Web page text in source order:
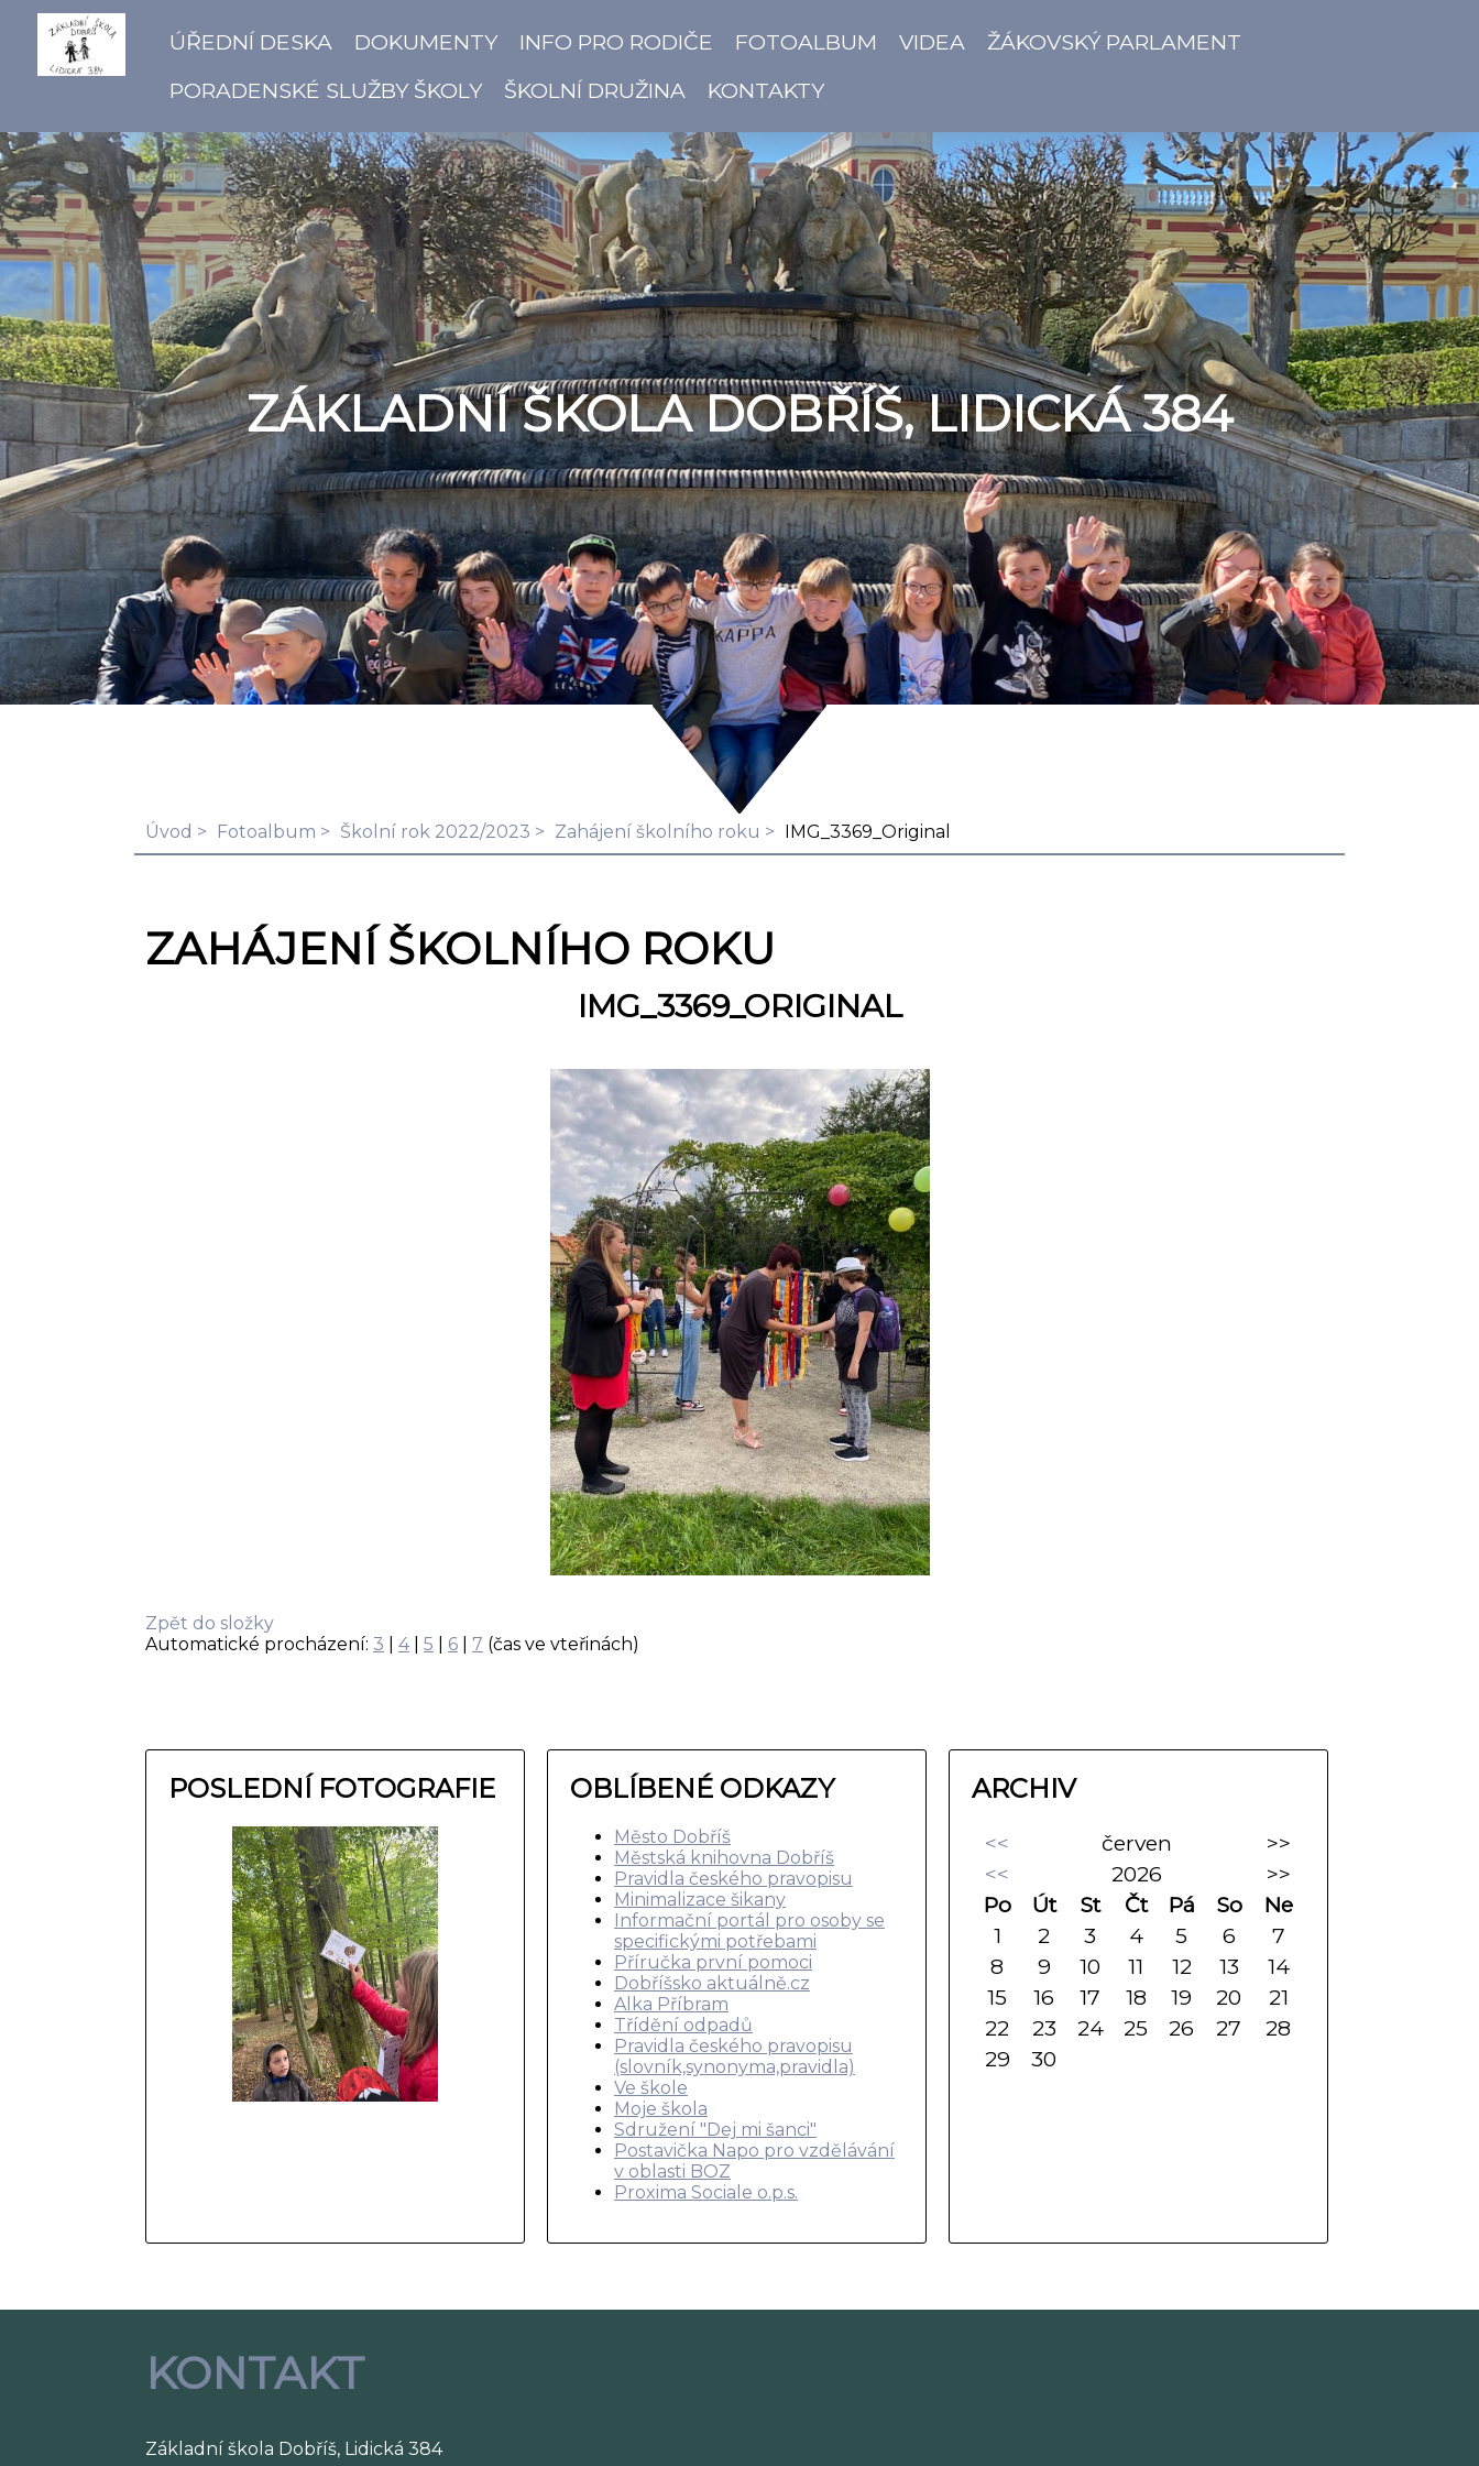
ÚŘEDNÍ DESKA DOKUMENTY INFO PRO RODIČE FOTOALBUM VIDEA
ŽÁKOVSKÝ PARLAMENT
PORADENSKÉ SLUŽBY ŠKOLY
ŠKOLNÍ DRUŽINA KONTAKTY
ZÁKLADNÍ ŠKOLA DOBŘÍŠ, LIDICKÁ 384
Úvod Fotoalbum Školní rok 2022/2023 Zahájení školního roku IMG_3369_Original
ZAHÁJENÍ ŠKOLNÍHO ROKU
IMG_3369_ORIGINAL
Zpět do složky
Automatické procházení: 3 4| 5 6 7 (čas ve vteřinách)
POSLEDNÍ FOTOGRAFIE OBLÍBENÉ ODKAZY
Město Dobříš
Městská knihovna Dobříš
Pravidla českého pravopisu
Minimalizace šikany
Informační portál pro osoby se
specifickými potřebami
Příručka první pomoci
Dobříšsko aktuálně.cz
Alka Příbram
Třídění odpadů
Pravidla českého pravopisu
(slovník,synonyma,pravidla)
Ve škole
Moje škola
Sdružení "Dej mi šanci"
Postavička Napo pro vzdělávání
v oblasti BOZ
Proxima Sociale o.p.s.
ARCHIV
<< červen
>>
<<
2026
>>
Po
Út St Čt Pá So
Ne
1
2 3 4 5 6
7
8
9 10 11 12 13
14
15
16 17 18 19 20
21
22
23 24 25 26 27
28
29
30
KONTAKT
Základní škola Dobříš, Lidická 384